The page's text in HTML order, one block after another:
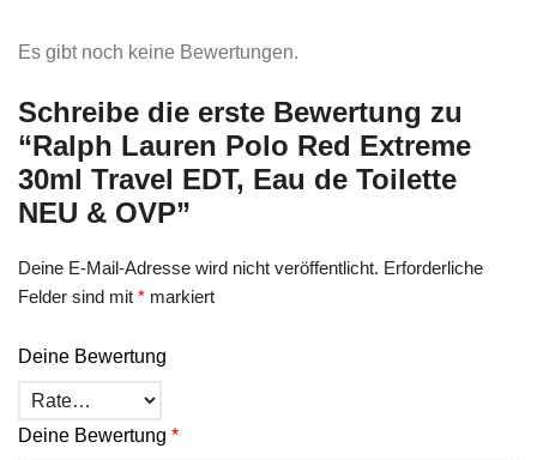
Es gibt noch keine Bewertungen.
Schreibe die erste Bewertung zu
“Ralph Lauren Polo Red Extreme
30ml Travel EDT, Eau de Toilette
NEU & OVP”
Deine E-Mail-Adresse wird nicht veröffentlicht. Erforderliche
Felder sind mit * markiert
Deine Bewertung
Deine Bewertung *